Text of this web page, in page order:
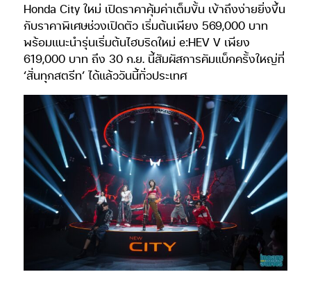
Honda City ใหม่ เปิดราคาคุ้มค่าเต็มขั้น เข้าถึงง่ายยิ่งขึ้น
กับราคาพิเศษช่วงเปิดตัว เริ่มต้นเพียง 569,000 บาท
พร้อมแนะนำรุ่นเริ่มต้นไฮบริดใหม่ e:HEV V เพียง
619,000 บาท ถึง 30 ก.ย. นี้สัมผัสการคัมแบ็กครั้งใหญ่ที่
‘สั่นทุกสตรีท’ ได้แล้ววันนี้ทั่วประเทศ